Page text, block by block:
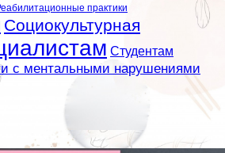
практики
Социокультурная
Студентам
с ментальными нарушениями